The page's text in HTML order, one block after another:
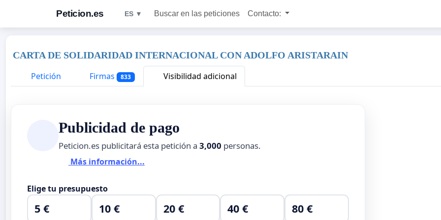
Peticion.es ES ▼ Buscar en las peticiones Contacto:
CARTA DE SOLIDARIDAD INTERNACIONAL CON ADOLFO ARISTARAIN
Petición
Firmas 833 Visibilidad adicional
Publicidad de pago
Peticion.es publicitará esta petición a 3,000 personas.
Más información...
Elige tu presupuesto
5 € 10 € 20 € 40 € 80 €